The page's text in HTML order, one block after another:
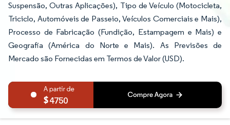
Suspensão, Outras Aplicações), Tipo de Veículo (Motocicleta,
Triciclo, Automóveis de Passeio, Veículos Comerciais e Mais),
Processo de Fabricação (Fundição, Estampagem e Mais) e
Geografia (América do Norte e Mais). As Previsões de
Mercado são Fornecidas em Termos de Valor (USD).
4750